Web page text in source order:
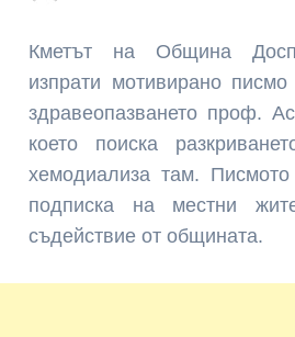
Кметът на Община
изпрати мотивирано
здравеопазването проф.
което поиска
хемодиализа там.
подписка на местни
съдействие от общината.